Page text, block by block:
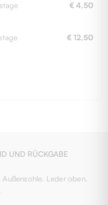
€ 4,50
€ 12,50
UND RÜCKGABE
Leder oben.